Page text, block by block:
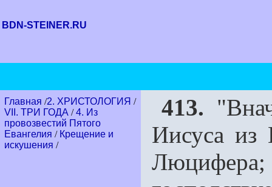
BDN-STEINER.RU
Главная /2. ХРИСТОЛОГИЯ /
VII. ТРИ ГОДА /4. Из
провозвестий Пятого
Евангелия / Крещение и
искушения /
413.
Иисуса из